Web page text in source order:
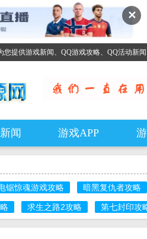
✕
您提供游戏新闻、QQ游戏攻略、QQ活动新
闻 游戏APP
锯惊魂游戏攻略 暗黑复仇者攻略
求生之路2攻略 第七封印攻